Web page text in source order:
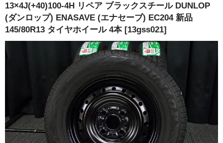
14インチ：冬タイヤホイール
15インチ：冬タイヤホイール
16インチ：冬タイヤホイール
17インチ：冬タイヤホイール
18インチ：冬タイヤホイール
13×4J(+40)100-4H リペア ブラックスチール DUNLOP
(ダンロップ) ENASAVE (エナセーブ) EC204 新品
145/80R13 タイヤホイール 4本 [13gss021]